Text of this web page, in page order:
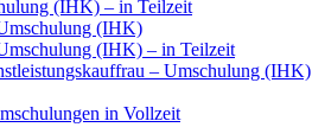
(IHK) – in Teilzeit
(IHK)
(IHK) – in Teilzeit
– Umschulung (IHK)
in Vollzeit